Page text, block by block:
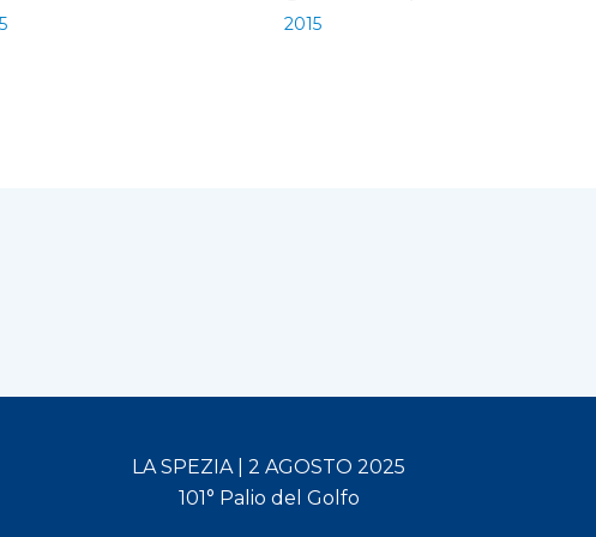
2015
LA SPEZIA | 2 AGOSTO 2025
101° Palio del Golfo